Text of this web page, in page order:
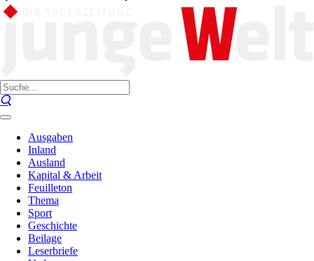
Ausgaben
Inland
Ausland
Kapital & Arbeit
Feuilleton
Thema
Sport
Geschichte
Beilage
Leserbriefe